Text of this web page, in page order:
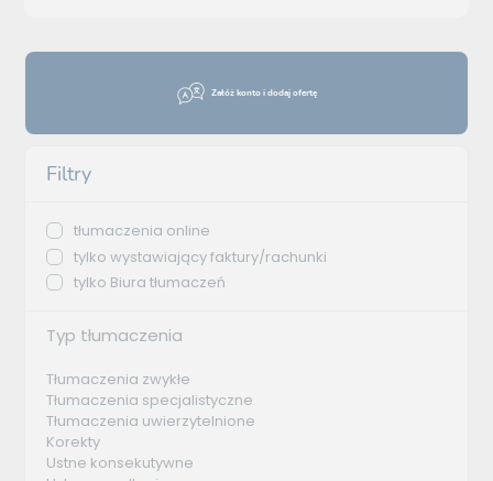
Załóż konto i dodaj ofertę
Filtry
tłumaczenia online
tylko wystawiający faktury/rachunki
tylko Biura tłumaczeń
Typ tłumaczenia
Tłumaczenia zwykłe
Tłumaczenia specjalistyczne
Tłumaczenia uwierzytelnione
Korekty
Ustne konsekutywne